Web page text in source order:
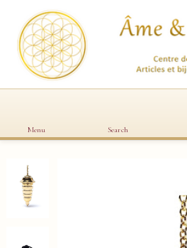
Menu Search